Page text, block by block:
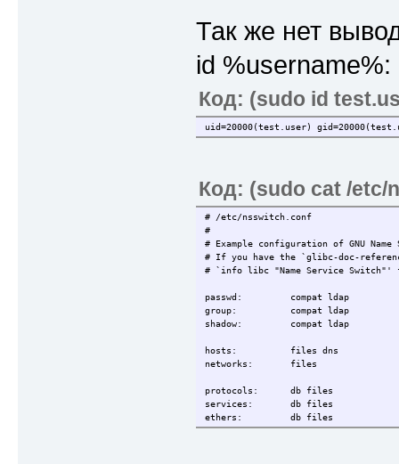
Так же нет
id %username%:
Код: (sudo id
uid=20000(test.user)
Код: (sudo cat /
# /etc/nsswitch.conf
#
# Example configuration of GNU
# If you have the `glibc-doc-
# `info libc "Name Service
passwd: compat ldap
group: compat ldap
shadow: compat ldap
hosts: files dns
networks: files
protocols: db files
services: db files
ethers: db files
rpc: db files